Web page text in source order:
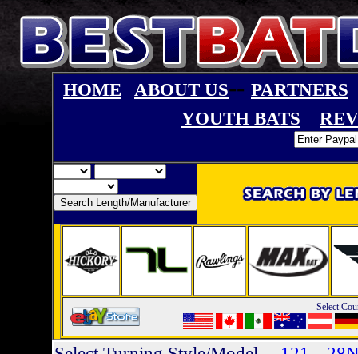
HOME ABOUT US-- PARTNERS
YOUTH BATS
Select